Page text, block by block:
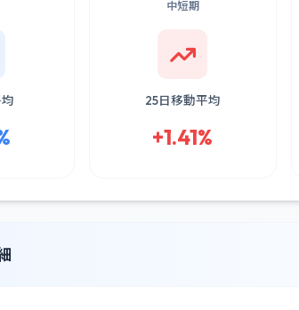
中短期
25日移動平均
+1.41%